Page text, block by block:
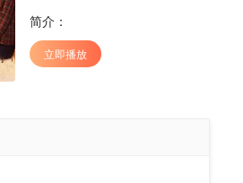
简介：
立即播放